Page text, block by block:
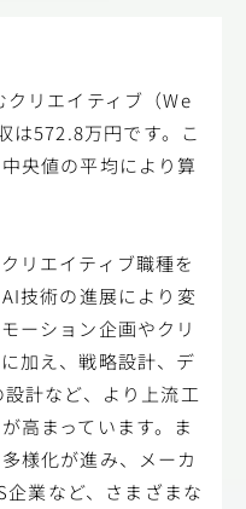
クリエイティブ（We
は572.8万円です。こ
央値の平均により算
リエイティブ職種を
技術の進展により変
ーション企画やクリ
加え、戦略設計、デ
計など、より上流工
高まっています。ま
様化が進み、メーカ
業など、さまざまな